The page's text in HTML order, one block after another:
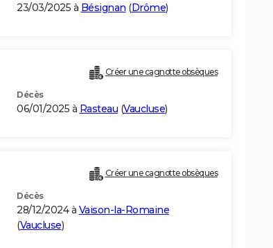
23/03/2025 à Bésignan (Drôme)
Créer une cagnotte obsèques
Décès
06/01/2025 à Rasteau (Vaucluse)
Créer une cagnotte obsèques
Décès
28/12/2024 à Vaison-la-Romaine
(Vaucluse)